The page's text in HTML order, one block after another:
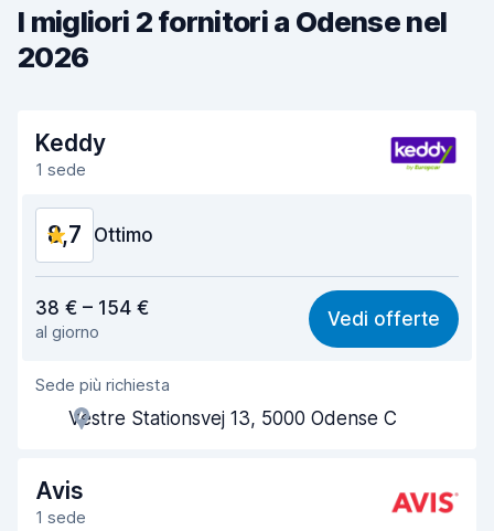
I migliori 2 fornitori a Odense nel
2026
Keddy
1 sede
8,7 Ottimo
9,0
Facile da trovare 8,2
Gentilezza degli agenti
Rapidità del ritiro
Rapidità della riconsegna
38 € – 154 €
al giorno
Vedi offerte
Sede più richiesta
Vestre Stationsvej 13, 5000 Odense C
Avis
1 sede